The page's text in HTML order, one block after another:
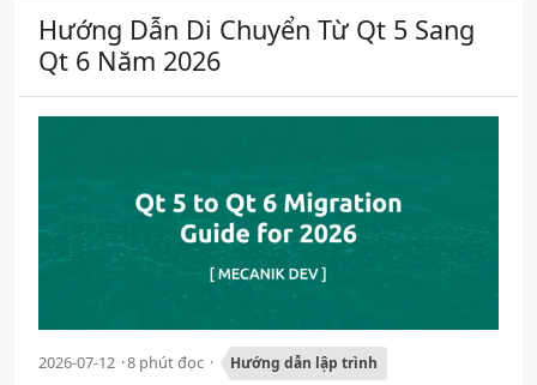
Hướng Dẫn Di Chuyển Từ Qt 5 Sang
Qt 6 Năm 2026
2026-07-12 8 phút đọc Hướng dẫn lập trình